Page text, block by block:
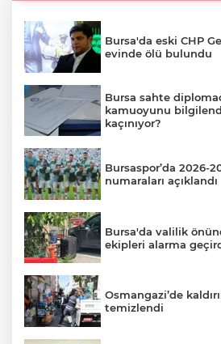
Bursa'da eski CHP
evinde ölü bulundu
Bursa sahte
kamuoyunu
kaçınıyor?
Bursaspor’da 2026-
numaraları açıklandı
Bursa'da valilik
ekipleri alarma
Osmangazi’de
temizlendi